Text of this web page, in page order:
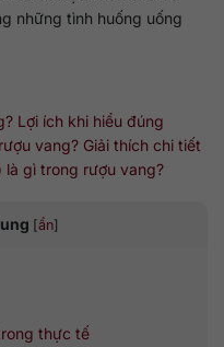
những tình huống uống
Lợi ích khi hiểu đúng
vang? Giải thích chi tiết
là gì trong rượu vang?
[ẩn]
thực tế